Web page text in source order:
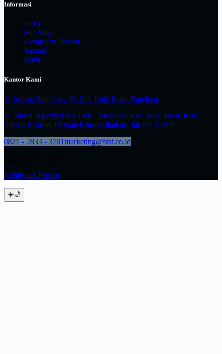
Informasi
FAQ
Site Map
Kebijakan Privasi
Kontak
Karir
Kantor Kami
Jl. Sersan Bajuri no. 98 Kel. Isola Kota. Bandung
Jl. Sunan Ngampel No.133C, Melawai, Kec. Kby. Baru, Kota
Jakarta Selatan, Daerah Khusus Ibukota Jakarta 12160
0821 - 2833 - 3701marketing@bbf.co.id
Kebijakan Privasi
☀️🌙